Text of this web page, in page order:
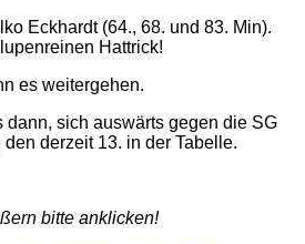
Eckhardt (64., 68. und 83. Min).
Hattrick!
es weitergehen.
dann, sich auswärts gegen die SG
derzeit 13. in der Tabelle.
bitte anklicken!